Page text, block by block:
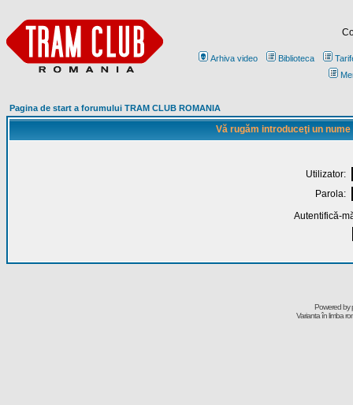
Arhiva video Biblioteca
Pagina de start a forumului TRAM CLUB ROMANIA
Vă rugăm introduceţi un
Utilizator:
Parola:
Autentifică-
Powered by
Varianta în limba